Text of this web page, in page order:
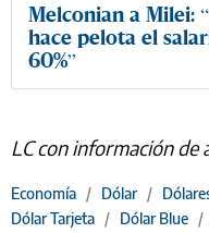
Melconian a Milei:
hace pelota el
60%”
LC con información de
Economía / Dólar /
Dólar Tarjeta / Dólar Blue /